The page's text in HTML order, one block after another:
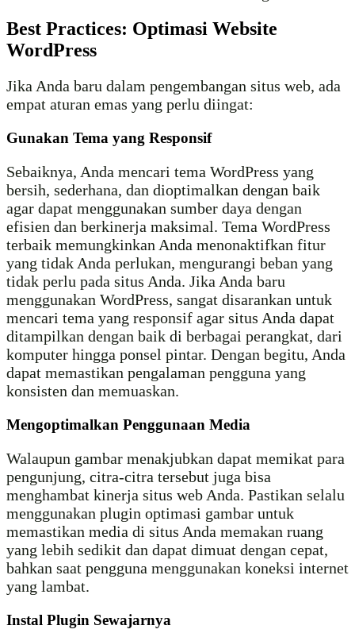
Best Practices: Optimasi Website
WordPress
Jika Anda baru dalam pengembangan situs web, ada
empat aturan emas yang perlu diingat:
Gunakan Tema yang Responsif
Sebaiknya, Anda mencari tema WordPress yang
bersih, sederhana, dan dioptimalkan dengan baik
agar dapat menggunakan sumber daya dengan
efisien dan berkinerja maksimal. Tema WordPress
terbaik memungkinkan Anda menonaktifkan fitur
yang tidak Anda perlukan, mengurangi beban yang
tidak perlu pada situs Anda. Jika Anda baru
menggunakan WordPress, sangat disarankan untuk
mencari tema yang responsif agar situs Anda dapat
ditampilkan dengan baik di berbagai perangkat, dari
komputer hingga ponsel pintar. Dengan begitu, Anda
dapat memastikan pengalaman pengguna yang
konsisten dan memuaskan.
Mengoptimalkan Penggunaan Media
Walaupun gambar menakjubkan dapat memikat para
pengunjung, citra-citra tersebut juga bisa
menghambat kinerja situs web Anda. Pastikan selalu
menggunakan plugin optimasi gambar untuk
memastikan media di situs Anda memakan ruang
yang lebih sedikit dan dapat dimuat dengan cepat,
bahkan saat pengguna menggunakan koneksi internet
yang lambat.
Instal Plugin Sewajarnya